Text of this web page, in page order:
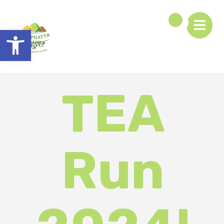
Відкрити Панель інструментів
TEA
Run
2024!